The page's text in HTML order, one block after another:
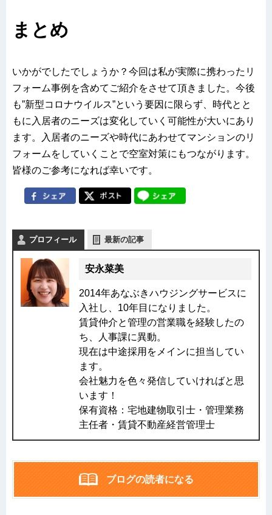
まとめ
いかがでしたでしょうか？今回は私が実際に携わったリ
フォーム事例を含めてご紹介をさせて頂きました。今後
も”新型コロナウイルス”という要因に限らず、時代とと
もに入居者のニーズは変化していく可能性が大いにあり
ます。入居者のニーズや時代にあわせてマンションのリ
フォームをしていくことで空室対策にもつながります。
皆様のご参考になれば幸いです。
プロフィール 最新の記事
安永菜美
2014年あなぶきハウジングサービスに
入社し、10年目になりました。
賃貸仲介と管理の営業職を経験したの
ち、人事課に異動。
現在は中途採用をメインに担当してい
ます。
会社魅力を色々発信していければと思
います！
保有資格：宅地建物取引士・管理業務
主任者・賃貸不動産経営管理士
ブログの読者になる